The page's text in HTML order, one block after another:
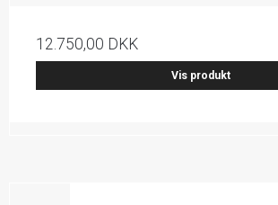
12.750,00 DKK
Vis produkt